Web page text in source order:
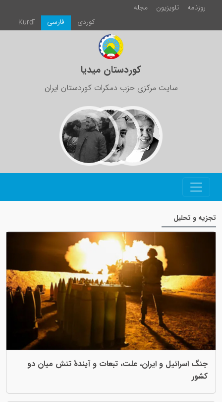
مجلە
Kurdî
کوردستان میدیا
مرکزی حزب دمکرات کوردستان ایران
و ایران، علت، تبعات و آیندهٔ تنش میان دو